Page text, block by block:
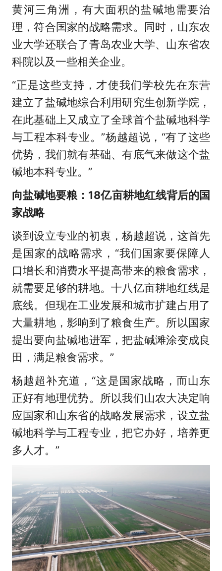
黄河三角洲，有大面积的盐碱地需要治
理，符合国家的战略需求。同时，山东农
业大学还联合了青岛农业大学、山东省农
科院以及一些相关企业。
“正是这些支持，才使我们学校先在东营
建立了盐碱地综合利用研究生创新学院，
在此基础上又成立了全球首个盐碱地科学
与工程本科专业。”杨越超说，“有了这些
优势，我们就有基础、有底气来做这个盐
碱地本科专业。”
向盐碱地要粮：18亿亩耕地红线背后的国
家战略
谈到设立专业的初衷，杨越超说，这首先
是国家的战略需求，“我们国家要保障人
口增长和消费水平提高带来的粮食需求，
就需要足够的耕地。十八亿亩耕地红线是
底线。但现在工业发展和城市扩建占用了
大量耕地，影响到了粮食生产。所以国家
提出要向盐碱地进军，把盐碱滩涂变成良
田，满足粮食需求。”
杨越超补充道，“这是国家战略，而山东
正好有地理优势。所以我们山农大决定响
应国家和山东省的战略发展需求，设立盐
碱地科学与工程专业，把它办好，培养更
多人才。”